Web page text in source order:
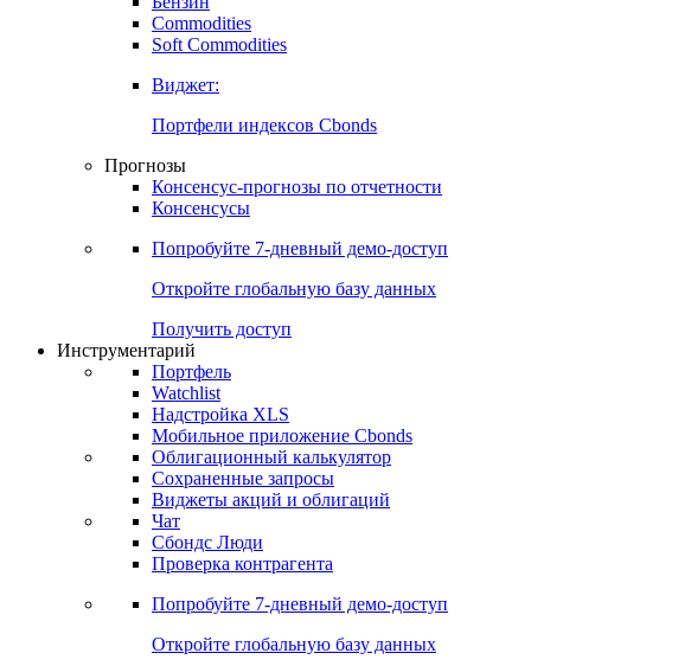
Commodities
Золото
Нефть
Бензин
Commodities
Soft Commodities
Виджет:
Портфели индексов Cbonds
Прогнозы
Консенсус-прогнозы по отчетности
Консенсусы
Попробуйте7-дневный
Откройте глобальную базу данных
Получить доступ
Инструментарий
Портфель
Watchlist
Надстройка XLS
Мобильное приложение Cbonds
Облигационный калькулятор
Сохраненные запросы
Виджеты акций и облигаций
Чат
Сбондс Люди
Проверка контрагента